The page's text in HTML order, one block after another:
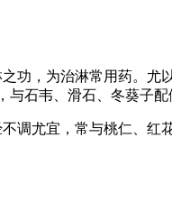
功，为治淋常用药。
石韦、滑石、冬葵子配
调尤宜，常与桃仁、红